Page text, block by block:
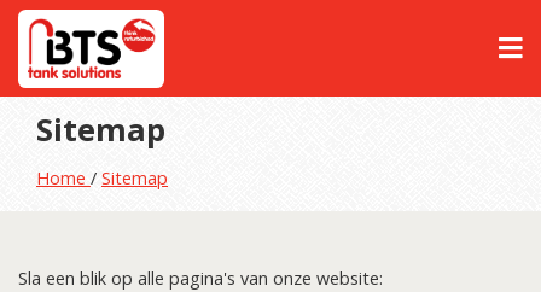
Sitemap
Home / Sitemap
Sla een blik op alle pagina's van onze website: